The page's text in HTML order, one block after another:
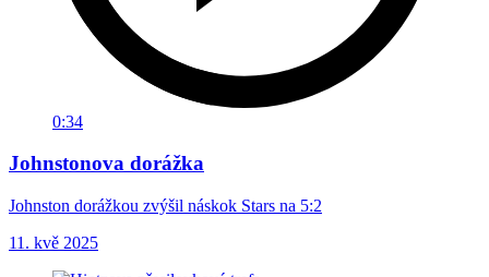
0:34
Johnstonova dorážka
Johnston dorážkou zvýšil náskok Stars na 5:2
11. kvě 2025